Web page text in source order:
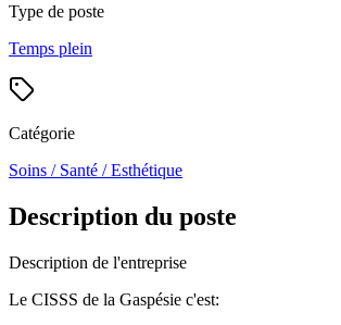
Type de poste
Temps plein
Catégorie
Soins / Santé / Esthétique
Description du poste
Description de l'entreprise
Le CISSS de la Gaspésie c'est: